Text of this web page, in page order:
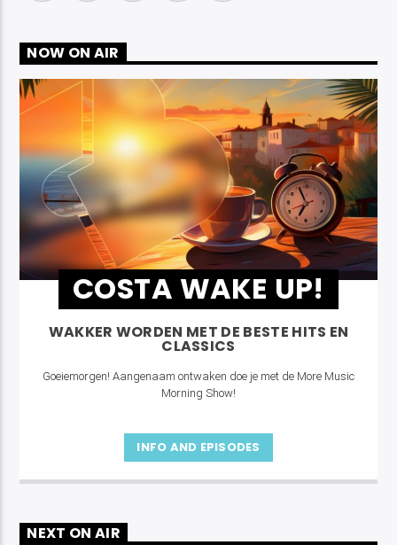
NOW ON AIR
COSTA WAKE UP!
WAKKER WORDEN MET DE BESTE HITS EN
CLASSICS
Goeiemorgen! Aangenaam ontwaken doe je met de More Music
Morning Show!
INFO AND EPISODES
NEXT ON AIR